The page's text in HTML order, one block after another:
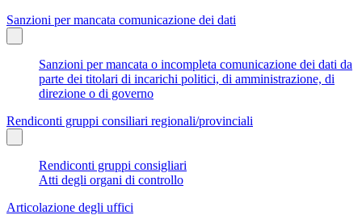
Sanzioni per mancata comunicazione dei dati
Sanzioni per mancata o incompleta comunicazione dei dati da
parte dei titolari di incarichi politici, di amministrazione, di
direzione o di governo
Rendiconti gruppi consiliari regionali/provinciali
Rendiconti gruppi consigliari
Atti degli organi di controllo
Articolazione degli uffici